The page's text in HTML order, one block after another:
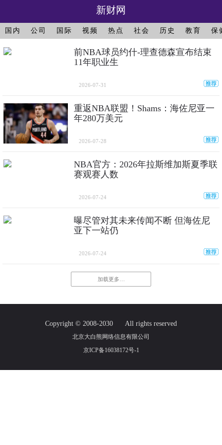
新财网
国内 公司 国际 视频 热点 社会 历史 教育 保
前NBA球员约什-理查德森宣布结束
11年职业生
2026-07-31
重返NBA联盟！Shams：海佐尼亚一
年280万美元
2026-07-28
NBA官方：2026年拉斯维加斯夏季联
赛观赛人数
2026-07-24
曝尽管对其未来传闻不断 但海佐尼
亚下一站仍
2026-07-24
加载更多…
Copyright © 2008-2030 All rights reserved
北京大白熊网络信息有限公司
京ICP备16038172号-1